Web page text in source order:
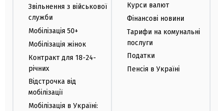
Звільнення з військової
служби
Мобілізація 50+
Мобілізація жінок
Контракт для 18-24-
річних
Відстрочка від
мобілізації
Мобілізація в Україні:
Курси валют
Фінансові новини
Тарифи на комунальні
послуги
Податки
Пенсія в Україні